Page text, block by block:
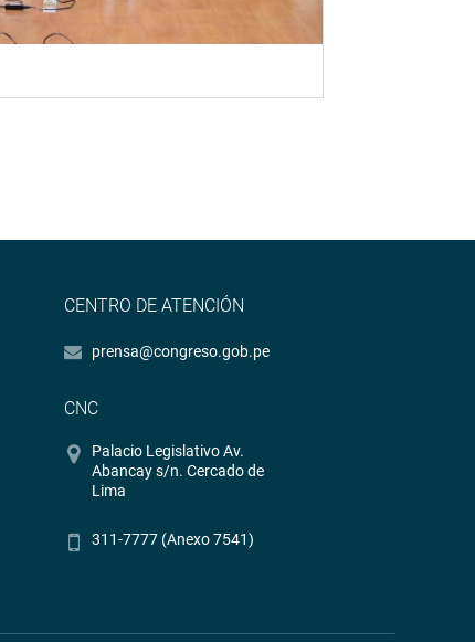
CENTRO DE ATENCIÓN
prensa@congreso.gob.pe
CNC
Palacio Legislativo Av.
Abancay s/n. Cercado de
Lima
311-7777 (Anexo 7541)